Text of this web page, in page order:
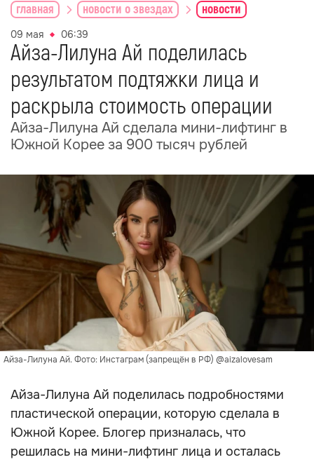
главная новости о звездах новости
09 мая 06:39
Айза-Лилуна Ай поделилась
результатом подтяжки лица и
раскрыла стоимость операции
Айза-Лилуна Ай сделала мини-лифтинг в
Южной Корее за 900 тысяч рублей
Айза-Лилуна Ай. Фото: Инстаграм (запрещён в РФ) @aizalovesam
Айза-Лилуна Ай поделилась подробностями
пластической операции, которую сделала в
Южной Корее. Блогер призналась, что
решилась на мини-лифтинг лица и осталась